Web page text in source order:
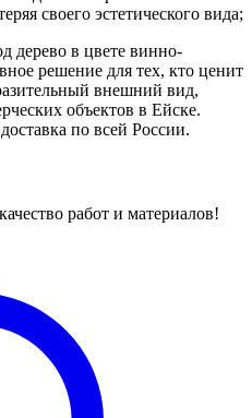
своего эстетического вида;
дерево в цвете винно-
решение для тех, кто ценит
внешний вид,
объектов в Ейске.
по всей России.
работ и материалов!